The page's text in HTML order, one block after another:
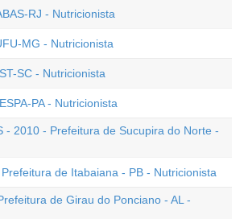
RJ - Nutricionista
MG - Nutricionista
SC - Nutricionista
PA - Nutricionista
- 2010 - Prefeitura de Sucupira do Norte -
de Itabaiana - PB - Nutricionista
de Girau do Ponciano - AL -